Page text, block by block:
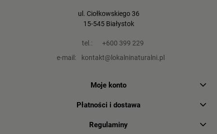
ul. Ciołkowskiego 36
15-545 Białystok
tel.:
+600 399 229
e-mail:
kontakt@lokalninaturalni.pl
Moje konto
Płatności i dostawa
Regulaminy